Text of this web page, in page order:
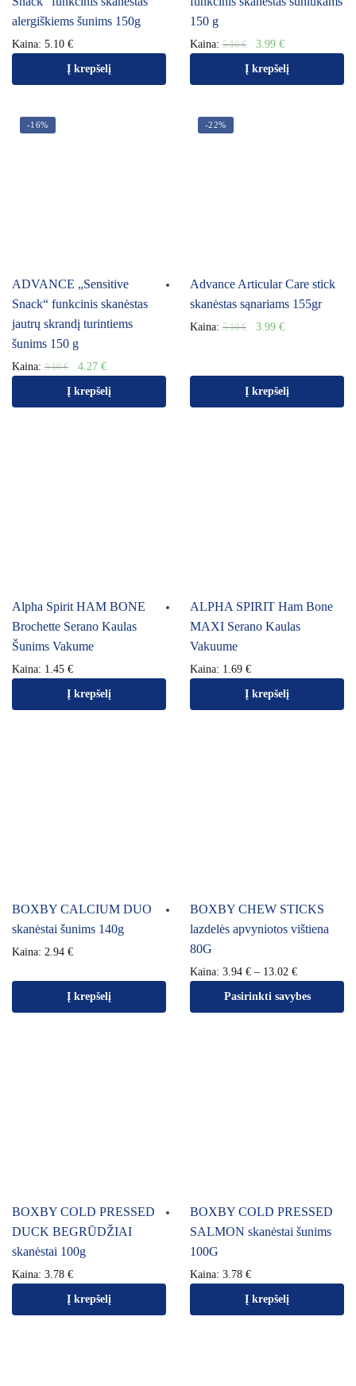
alergiškiems šunims 150g
Kaina: 5.10 €
Į krepšelį
150 g
Kaina: 5.10€ 3.99 €
Į krepšelį
-16%
ADVANCE „Sensitive
Snack“ funkcinis skanėstas
jautrų skrandį turintiems
šunims 150 g
Kaina: 5.10€ 4.27 €
Į krepšelį
-22%
Advance Articular Care stick
skanėstas sąnariams 155gr
Kaina: 5.10€ 3.99 €
Į krepšelį
Alpha Spirit HAM BONE
Brochette Serano Kaulas
Šunims Vakume
Kaina: 1.45 €
Į krepšelį
ALPHA SPIRIT Ham Bone
MAXI Serano Kaulas
Vakuume
Kaina: 1.69 €
Į krepšelį
BOXBY CALCIUM DUO
skanėstai šunims 140g
Kaina: 2.94 €
Į krepšelį
BOXBY CHEW STICKS
lazdelės apvyniotos vištiena
80G
Kaina: 3.94 € – 13.02 €
Pasirinkti savybes
BOXBY COLD PRESSED
DUCK BEGRŪDŽIAI
skanėstai 100g
Kaina: 3.78 €
Į krepšelį
BOXBY COLD PRESSED
SALMON skanėstai šunims
100G
Kaina: 3.78 €
Į krepšelį